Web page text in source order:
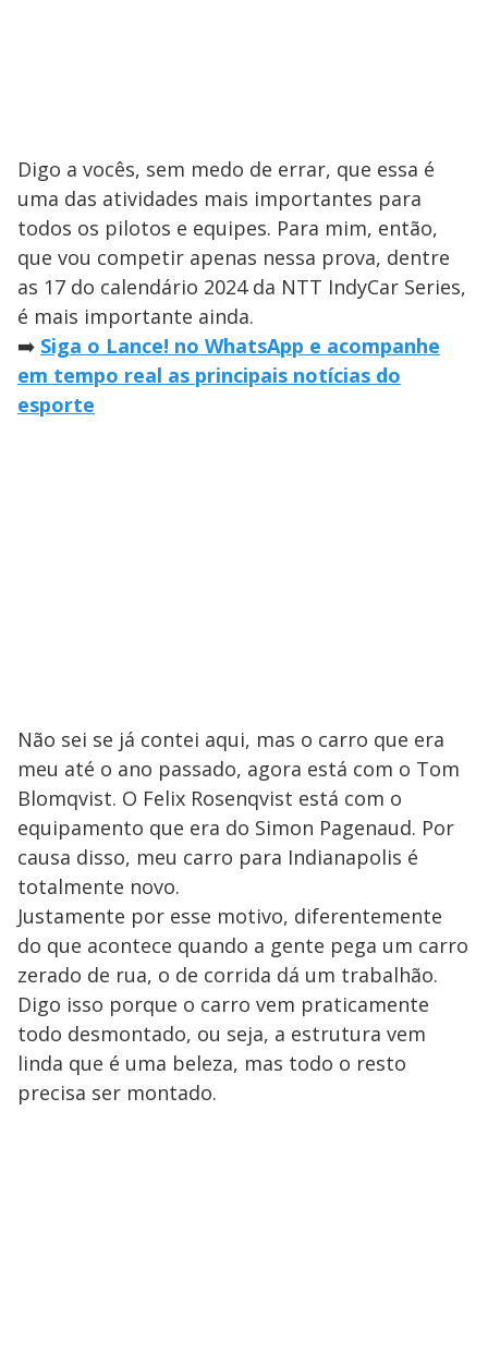
Digo a vocês, sem medo de errar, que essa é
uma das atividades mais importantes para
todos os pilotos e equipes. Para mim, então,
que vou competir apenas nessa prova, dentre
as 17 do calendário 2024 da NTT IndyCar Series,
é mais importante ainda.
➡️ Siga o Lance! no WhatsApp e acompanhe
em tempo real as principais notícias do
esporte
Não sei se já contei aqui, mas o carro que era
meu até o ano passado, agora está com o Tom
Blomqvist. O Felix Rosenqvist está com o
equipamento que era do Simon Pagenaud. Por
causa disso, meu carro para Indianapolis é
totalmente novo.
Justamente por esse motivo, diferentemente
do que acontece quando a gente pega um carro
zerado de rua, o de corrida dá um trabalhão.
Digo isso porque o carro vem praticamente
todo desmontado, ou seja, a estrutura vem
linda que é uma beleza, mas todo o resto
precisa ser montado.